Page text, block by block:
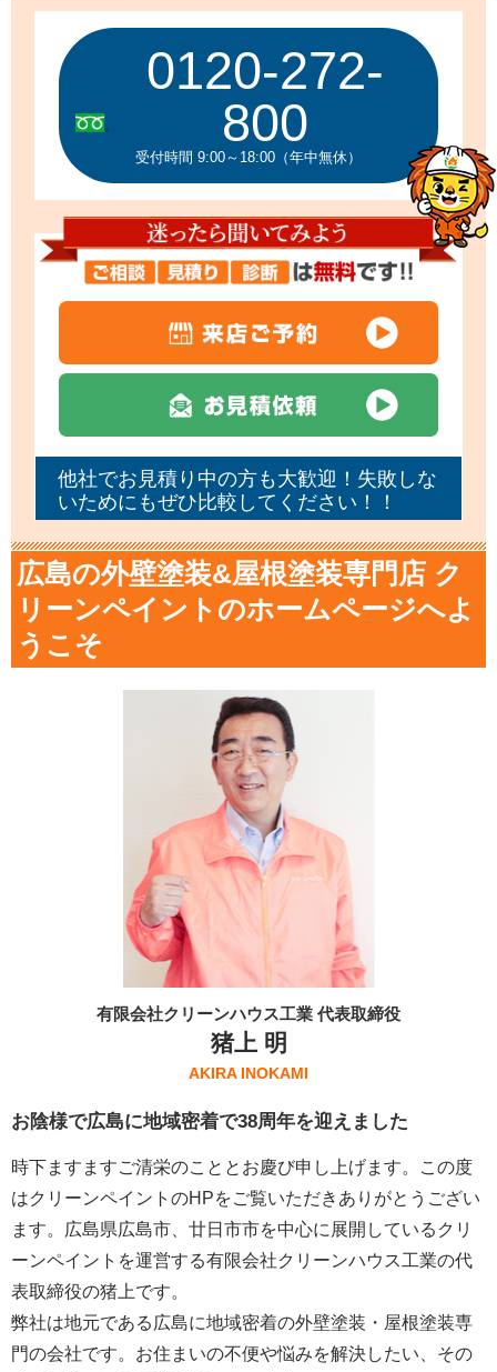
0120-272-
800
受付時間 9:00～18:00（年中無休）
他社でお見積り中の方も大歓迎！失敗しな
いためにもぜひ比較してください！！
広島の外壁塗装&屋根塗装専門店 ク
リーンペイントのホームページへよ
うこそ
有限会社クリーンハウス工業 代表取締役
猪上 明
AKIRA INOKAMI
お陰様で広島に地域密着で38周年を迎えました
時下ますますご清栄のこととお慶び申し上げます。この度
はクリーンペイントのHPをご覧いただきありがとうござい
ます。広島県広島市、廿日市市を中心に展開しているクリ
ーンペイントを運営する有限会社クリーンハウス工業の代
表取締役の猪上です。
弊社は地元である広島に地域密着の外壁塗装・屋根塗装専
門の会社です。お住まいの不便や悩みを解決したい、その